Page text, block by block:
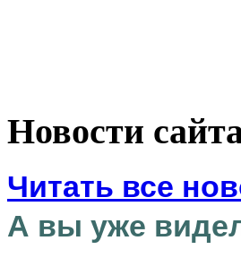
Новости
Читать все
А вы уже